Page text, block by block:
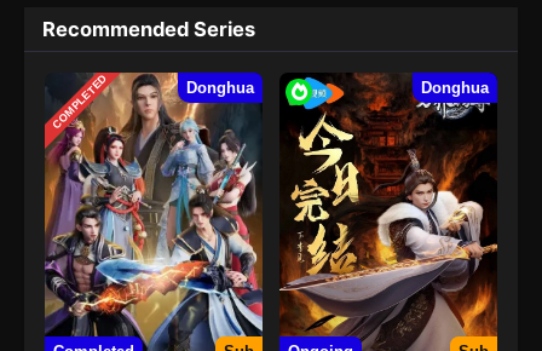
Recommended Series
COMPLETED Donghua Donghua